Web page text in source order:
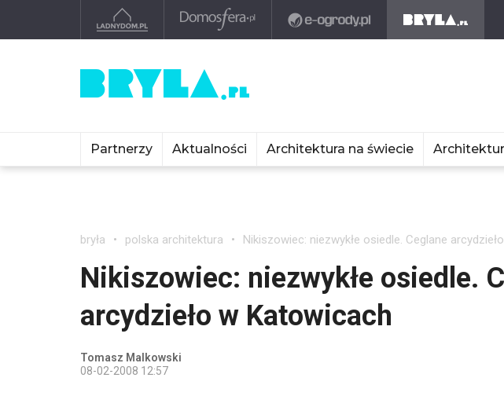
Partnerzy Aktualności Architektura na świecie
bryła polska architektura Nikiszowiec: niezwykłe osiedle. Ceglane
Nikiszowiec: niezwykłe osiedle.
arcydzieło w Katowicach
Tomasz Malkowski
08-02-2008 12:57